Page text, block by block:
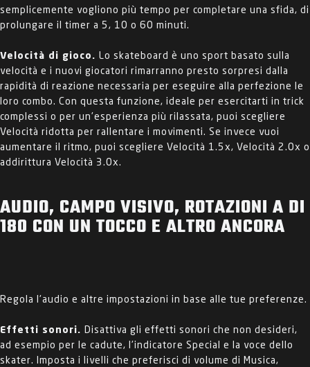
semplicemente vogliono più tempo per completare una sfida, di
prolungare il timer a 5, 10 o 60 minuti.
Velocità di gioco. Lo skateboard è uno sport basato sulla
velocità e i nuovi giocatori rimarranno presto sorpresi dalla
rapidità di reazione necessaria per eseguire alla perfezione le
loro combo. Con questa funzione, ideale per esercitarti in trick
complessi o per un'esperienza più rilassata, puoi scegliere
Velocità ridotta per rallentare i movimenti. Se invece vuoi
aumentare il ritmo, puoi scegliere Velocità 1.5x, Velocità 2.0x o
addirittura Velocità 3.0x.
AUDIO, CAMPO VISIVO, ROTAZIONI A DI
180 CON UN TOCCO E ALTRO ANCORA
Regola l'audio e altre impostazioni in base alle tue preferenze.
Effetti sonori. Disattiva gli effetti sonori che non desideri,
ad esempio per le cadute, l'indicatore Special e la voce dello
skater. Imposta i livelli che preferisci di volume di Musica,